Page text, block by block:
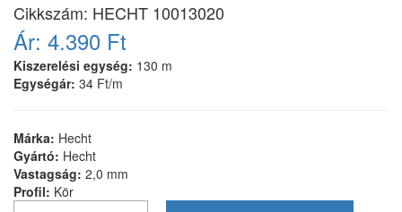
Cikkszám: HECHT 10013020
Ár: 4.390 Ft
Kiszerelési egység: 130 m
Egységár: 34 Ft/m
Márka: Hecht
Gyártó: Hecht
Vastagság: 2,0 mm
Profil: Kör